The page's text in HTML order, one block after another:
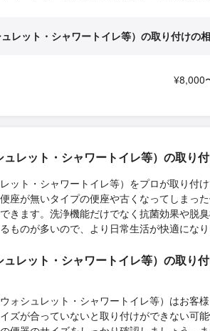
レット・シャワートイレ等）の取り付けの
¥8,000
レット・シャワートイレ等）の取り
ット・シャワートイレ等）をプロが取り付
座が無いタイプの便座や古くなってしまっ
きます。洗浄機能だけでなく抗菌効果や脱
ものが多いので、より日常生活が快適になり
レット・シャワートイレ等）の取り
ォシュレット・シャワートイレ等）はお客
ズが合っていないと取り付けができない可